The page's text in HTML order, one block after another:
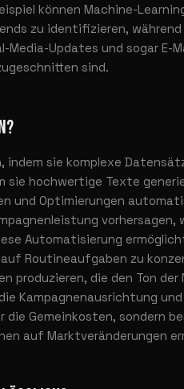
können Machine-
zu identifizieren, während
Media-Updates und sogar E-
sind.
indem sie komplexe
hochwertige Texte
und Optimierungen
vorhersagen,
Automatisierung
Routineaufgaben zu
produzieren, die den Ton
Kampagnenausrichtung
Gemeinkosten, sondern
auf Marktveränderungen